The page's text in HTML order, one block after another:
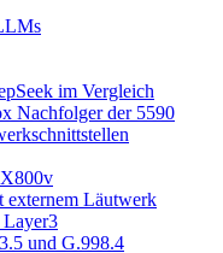
im Vergleich
Nachfolger der 5590
externem Läutwerk
und G.998.4